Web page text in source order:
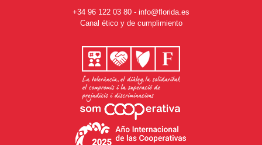
+34 96 122 03 80 - info@florida.es
Canal ético y de cumplimiento